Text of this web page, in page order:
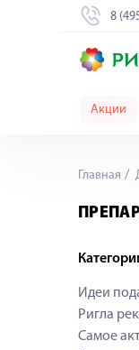
8
Акции
Главная
Идеи
Ригла
Самое